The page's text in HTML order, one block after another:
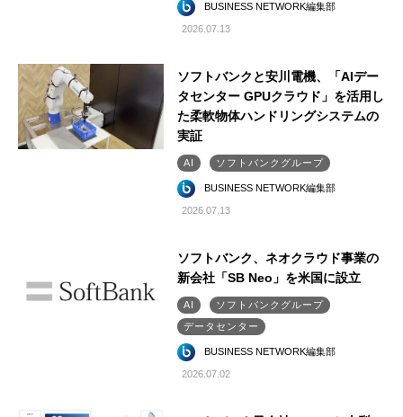
BUSINESS NETWORK編集部
2026.07.13
ソフトバンクと安川電機、「AIデー
タセンター GPUクラウド」を活用し
た柔軟物体ハンドリングシステムの
実証
AI ソフトバンクグループ
BUSINESS NETWORK編集部
2026.07.13
ソフトバンク、ネオクラウド事業の
新会社「SB Neo」を米国に設立
AI
ソフトバンクグループ
データセンター
BUSINESS NETWORK編集部
2026.07.02